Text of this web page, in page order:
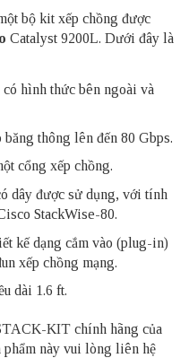
bộ kit xếp chồng được
Catalyst 9200L. Dưới đây là
hình thức bên ngoài và
thông lên đến 80 Gbps.
cổng xếp chồng.
dây được sử dụng, với tính
StackWise-80.
kế dạng cắm vào (plug-in)
xếp chồng mạng.
dài 1.6 ft.
KIT chính hãng của
phẩm này vui lòng liên hệ